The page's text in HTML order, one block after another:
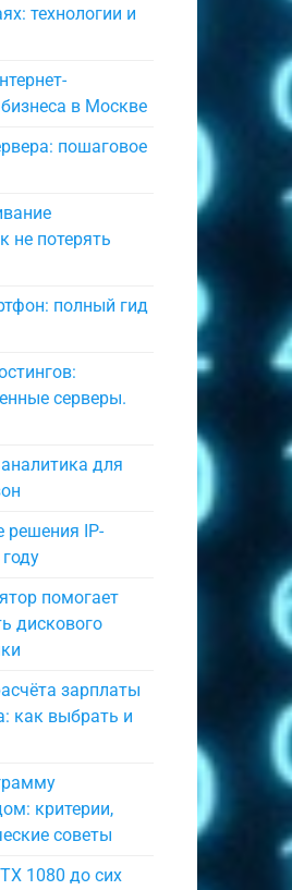
технологии и
в Москве
пошаговое
не потерять
полный гид
серверы.
для
IP-
помогает
дискового
зарплаты
как выбрать и
критерии,
советы
1080 до сих